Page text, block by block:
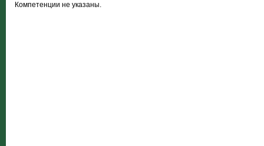
Компетенции не указаны.